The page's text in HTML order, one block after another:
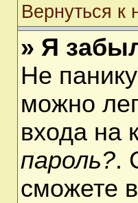
Вернуться к
» Я
Не
можно
входа на
пароль?.
сможете